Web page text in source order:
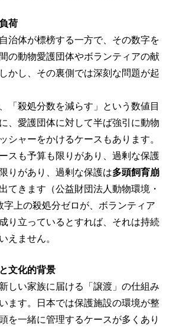
荷
治体が標榜する一方で、その数字を
の動物愛護団体やボランティアの献
かし、その裏側では深刻な問題が起
「殺処分数を減らす」という数値目
、愛護団体に対して半ば強引に動物
シャーをかけるケースもあります。
スも予算も限りがあり、過剰な保護
りがあり、過剰な保護は多頭飼育崩
てきます（公益財団法人動物環境・
字上の殺処分ゼロが、ボランティア
り立っているとすれば、それは持続
えません。
文化的背景
しい家族に届ける「譲渡」の仕組み
ます。日本では保護施設の環境が整
を一緒に管理するケースが多くあり